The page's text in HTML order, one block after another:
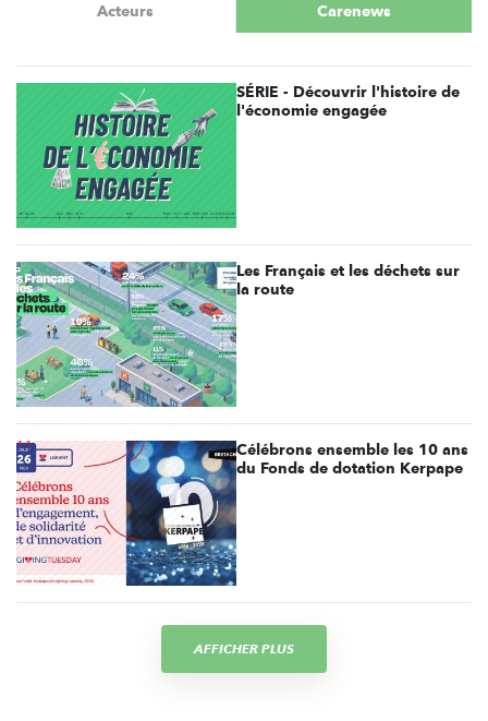
Acteurs Carenews
SÉRIE - Découvrir l'histoire de
l'économie engagée
Les Français et les déchets sur
la route
Célébrons ensemble les 10 ans
du Fonds de dotation Kerpape
AFFICHER PLUS